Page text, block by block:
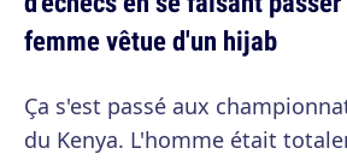
femme vêtue d'un hijab
Ça s'est passé aux
du Kenya. L'homme était